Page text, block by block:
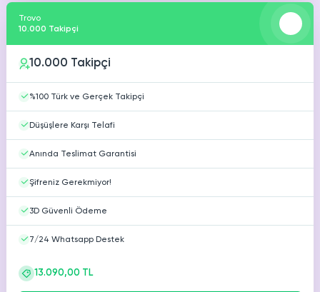
Trovo
10.000 Takipçi
10.000 Takipçi
%100 Türk ve Gerçek Takipçi
Düşüşlere Karşı Telafi
Anında Teslimat Garantisi
Şifreniz Gerekmiyor!
3D Güvenli Ödeme
7/24 Whatsapp Destek
13.090,00 TL